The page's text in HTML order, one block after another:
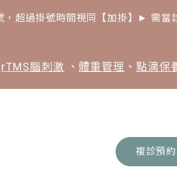
，超過掛號時間視同【加掛】► 需當
rTMS腦刺激 、 體重管理 、 點滴保
複診預約